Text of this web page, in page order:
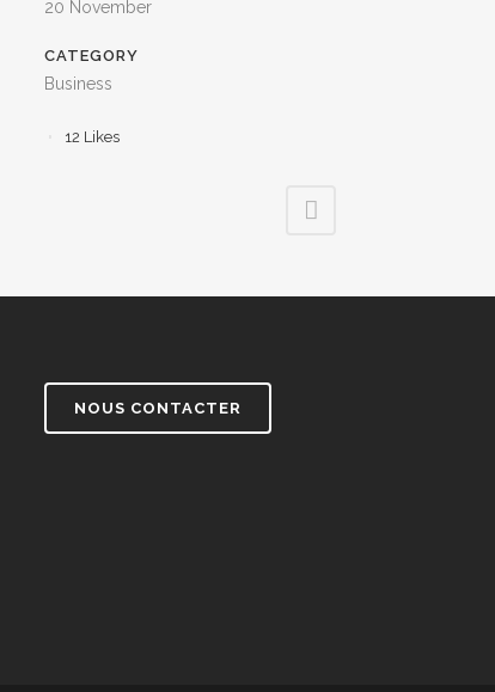
20 November
CATEGORY
Business
12 Likes
NOUS CONTACTER